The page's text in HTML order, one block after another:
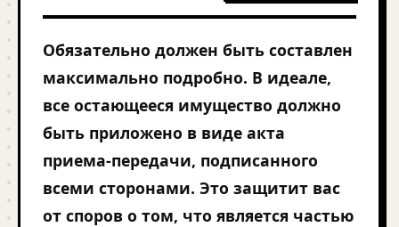
Обязательно должен быть составлен
максимально подробно. В идеале,
все остающееся имущество должно
быть приложено в виде акта
приема-передачи, подписанного
всеми сторонами. Это защитит вас
от споров о том, что является частью